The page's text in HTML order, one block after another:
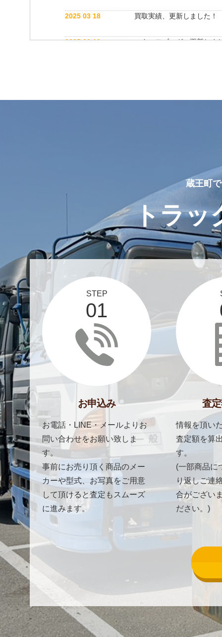
2025 03 18 買取実績、更新しました！
2025 03 12 スタッフブログ、更新しま
蔵王町
トラッ
STEP
01
お申込み
お電話・LINE・メールよりお
問い合わせをお願い致しま
す。
事前にお売り頂く商品のメー
カーや型式、お写真をご用意
して頂けると査定もスムーズ
に進みます。
査
情報を頂い
査定額を算
す。
(一部商品に
り返しご連
合がござい
ださい。)